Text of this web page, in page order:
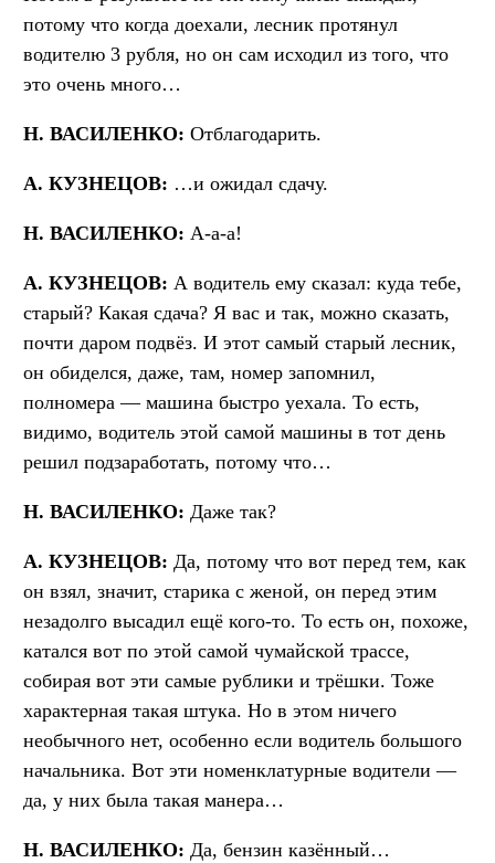
потому что когда доехали, лесник протянул
водителю 3 рубля, но он сам исходил из того, что
это очень много…
Н. ВАСИЛЕНКО: Отблагодарить.
А. КУЗНЕЦОВ: …и ожидал сдачу.
Н. ВАСИЛЕНКО: А-а-а!
А. КУЗНЕЦОВ: А водитель ему сказал: куда тебе,
старый? Какая сдача? Я вас и так, можно сказать,
почти даром подвёз. И этот самый старый лесник,
он обиделся, даже, там, номер запомнил,
полномера — машина быстро уехала. То есть,
видимо, водитель этой самой машины в тот день
решил подзаработать, потому что…
Н. ВАСИЛЕНКО: Даже так?
А. КУЗНЕЦОВ: Да, потому что вот перед тем, как
он взял, значит, старика с женой, он перед этим
незадолго высадил ещё кого-то. То есть он, похоже,
катался вот по этой самой чумайской трассе,
собирая вот эти самые рублики и трёшки. Тоже
характерная такая штука. Но в этом ничего
необычного нет, особенно если водитель большого
начальника. Вот эти номенклатурные водители —
да, у них была такая манера…
Н. ВАСИЛЕНКО: Да, бензин казённый…